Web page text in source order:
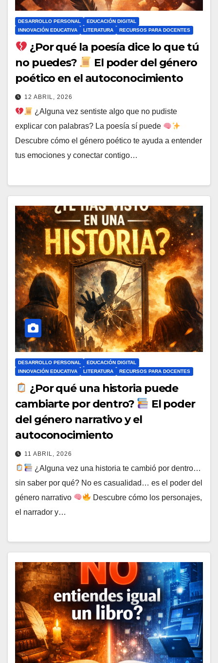
DESARROLLO PERSONAL
EDUCACIÓN DIGITAL
INNOVACIÓN EDUCATIVA
LITERATURA RECURSOS PARA DOCENTES
¿Por qué la poesía dice lo que tú
no puedes?
El poder del género
poético en el autoconocimiento
12 ABRIL, 2026
¿Alguna vez sentiste algo que no pudiste
explicar con palabras? La poesía sí puede
Descubre cómo el género poético te ayuda a entender
tus emociones y conectar contigo…
DESARROLLO PERSONAL
EDUCACIÓN DIGITAL
INNOVACIÓN EDUCATIVA
LITERATURA RECURSOS PARA DOCENTES
¿Por qué una historia puede
cambiarte por dentro?
El poder
del género narrativo y el
autoconocimiento
11 ABRIL, 2026
¿Alguna vez una historia te cambió por dentro…
sin saber por qué? No es casualidad… es el poder del
género narrativo
Descubre cómo los personajes,
el narrador y…